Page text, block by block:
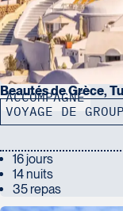
ACCOMPAGNÉ
Beautés de Grèce,
VOYAGE DE
16 jours
14 nuits
35 repas